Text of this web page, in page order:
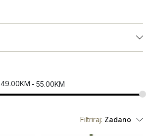
49.00KM 55.00KM
Filtriraj: Zadano